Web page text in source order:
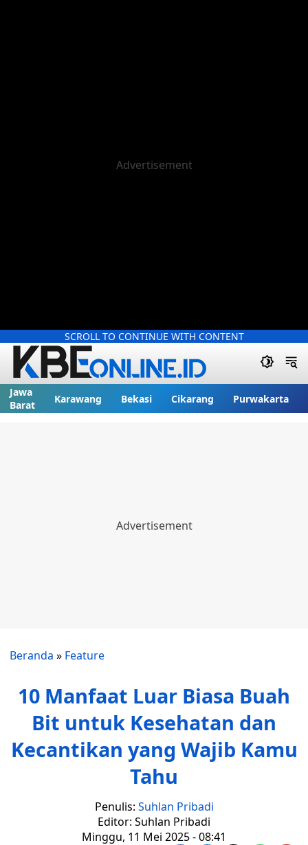
SCROLL TO CONTINUE WITH CONTENT
Jawa
Barat
Karawang Bekasi Cikarang Purwakarta
Beranda » Feature
10 Manfaat Luar Biasa Buah
Bit untuk Kesehatan dan
Kecantikan yang Wajib Kamu
Tahu
Penulis: Suhlan Pribadi
Editor: Suhlan Pribadi
Minggu, 11 Mei 2025 - 08:41